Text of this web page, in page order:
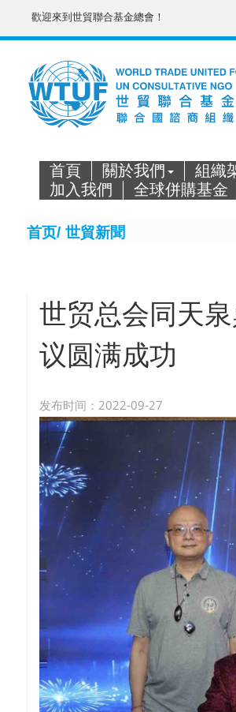
歡迎來到世貿聯合基金總會！
首頁 關於我們 組織
加入我們
全球併購基金
首页/ 世貿新聞
世贸总会同天
议圆满成功
发布时间：2022-09-27
7月8日，联合国谘商组织——世贸联合
督斯里吴罡豪教授与潮汕学院董事长
仪式，双方本着“优势互补、资源共享
教育培训、大健康等相关领域进行深入
气制水项目入驻潮汕学院建立水资源可